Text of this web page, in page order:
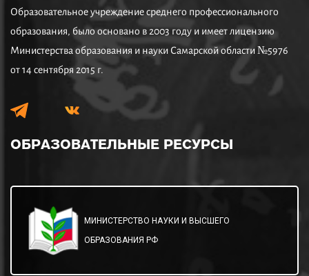
Образовательное учреждение среднего профессионального
образования, было основано в 2003 году и имеет лицензию
Министерства образования и науки Самарской области №5976
от 14 сентября 2015 г.
ОБРАЗОВАТЕЛЬНЫЕ РЕСУРСЫ
МИНИСТЕРСТВО НАУКИ И ВЫСШЕГО
ОБРАЗОВАНИЯ РФ